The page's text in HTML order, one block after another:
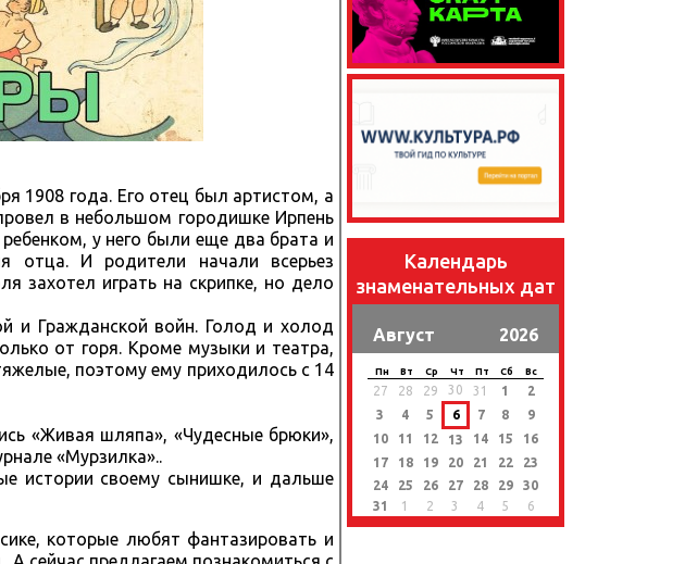
1908 года. Его отец был артистом, а
в небольшом городишке Ирпень
у него были еще два брата и
отца. И родители начали всерьез
захотел играть на скрипке, но дело
и Гражданской войн. Голод и холод
от горя. Кроме музыки и театра,
поэтому ему приходилось с 14
«Живая шляпа», «Чудесные брюки»,
«Мурзилка»..
истории своему сынишке, и дальше
которые любят фантазировать и
Календарь
знаменательных дат
Август 2026
Пн Вт Ср Чт Пт Сб Вс
27 28 29 30 31 1
2
3
4 5 6 7 8
9
10
11 12 13 14 15
16
17
18 19 20 21 22
23
24
25 26 27 28 29
30
31
1 2 3 4 5 6